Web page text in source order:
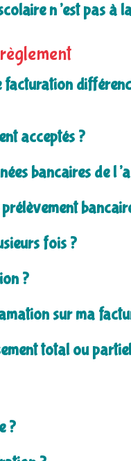
n’est pas à
acceptés ?
bancaires de
fois ?
?
sur ma
total ou
?